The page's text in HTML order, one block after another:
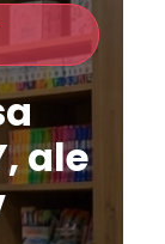
ale